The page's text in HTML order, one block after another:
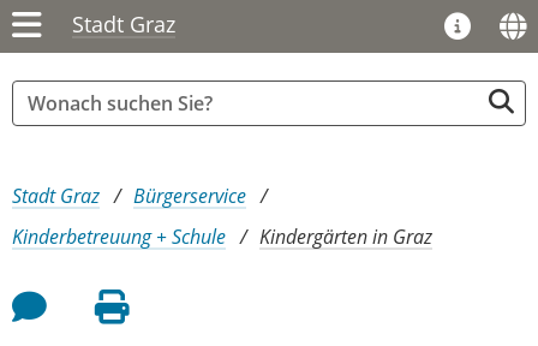
Stadt Graz
Sie sind hier:
Stadt Graz
Bürgerservice
Kinderbetreuung + Schule
Kindergärten in Graz
Feedback an Autor
Seite drucken